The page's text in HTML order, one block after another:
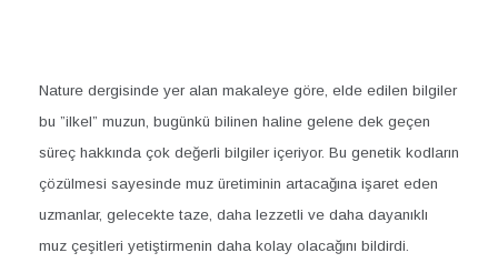
Nature dergisinde yer alan makaleye göre, elde edilen bilgiler
bu ”ilkel” muzun, bugünkü bilinen haline gelene dek geçen
süreç hakkında çok değerli bilgiler içeriyor. Bu genetik kodların
çözülmesi sayesinde muz üretiminin artacağına işaret eden
uzmanlar, gelecekte taze, daha lezzetli ve daha dayanıklı
muz çeşitleri yetiştirmenin daha kolay olacağını bildirdi.